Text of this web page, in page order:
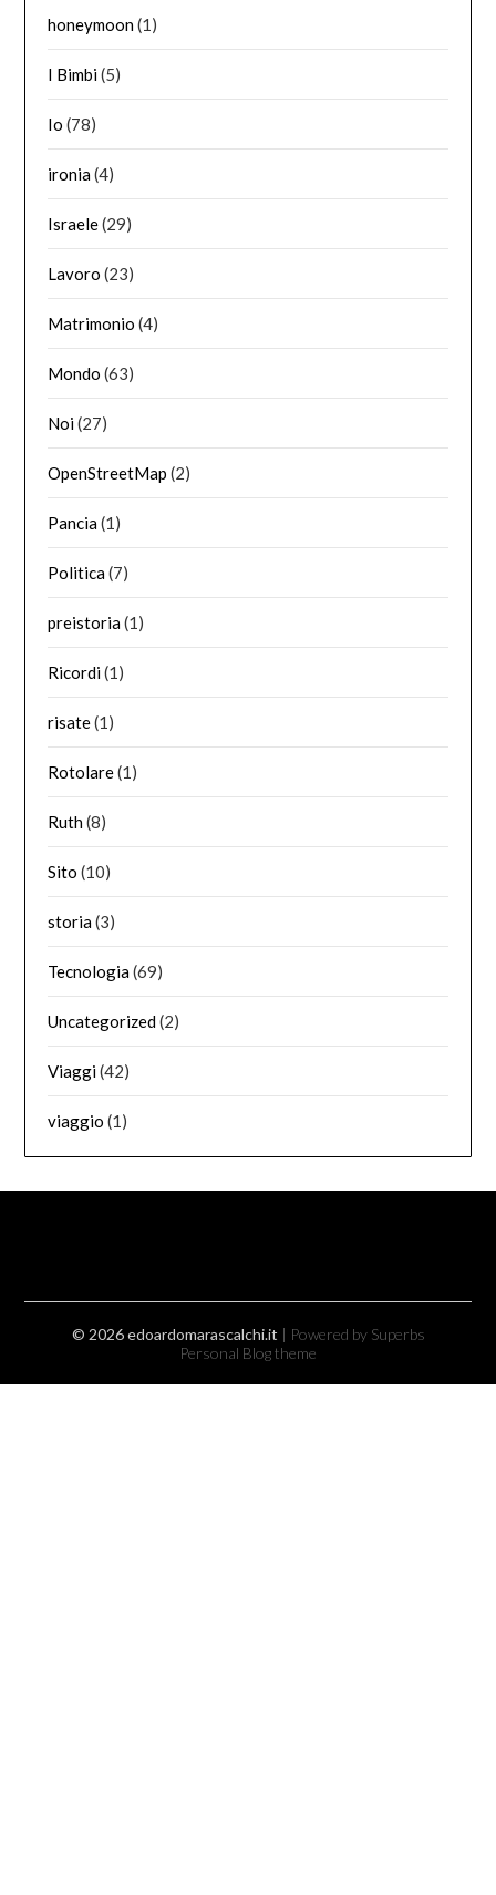
honeymoon(1)
I Bimbi(5)
Io (78)
ironia(4)
Israele(29)
Lavoro (23)
Matrimonio (4)
Mondo (63)
Noi(27)
OpenStreetMap (2)
Pancia(1)
Politica(7)
preistoria(1)
Ricordi(1)
risate(1)
Rotolare(1)
Ruth(8)
Sito (10)
storia(3)
Tecnologia(69)
Uncategorized(2)
Viaggi(42)
viaggio (1)
© 2026 edoardomarascalchi.it | Powered by Superbs
Personal Blog theme